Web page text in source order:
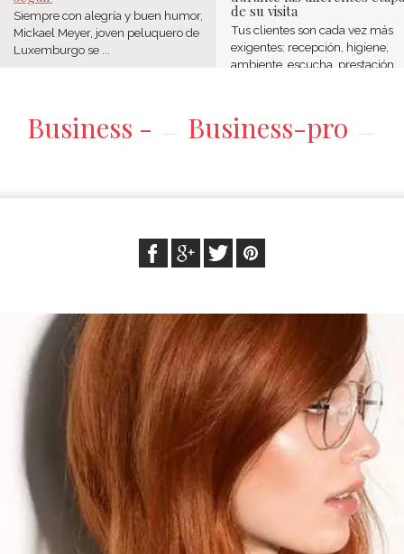
Siempre con alegría y buen humor,
Mickael Meyer, joven peluquero de
Luxemburgo se ...
de su visita
Tus clientes son cada vez más
exigentes: recepción, higiene,
ambiente, escucha, prestación ...
Business - Business-pro